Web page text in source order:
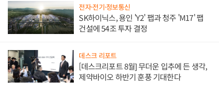
전자·전기·정보통신
SK하이닉스, 용인 'Y2' 팹과 청주 'M17' 팹
건설에 54조 투자 결정
데스크 리포트
[데스크리포트 8월] 무더운 입추에 든 생각,
제약바이오 하반기 훈풍 기대한다